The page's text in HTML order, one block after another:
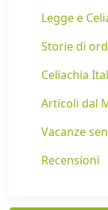
Legge e
Storie di
Celiachia
Articoli dal
Vacanze
Recensioni